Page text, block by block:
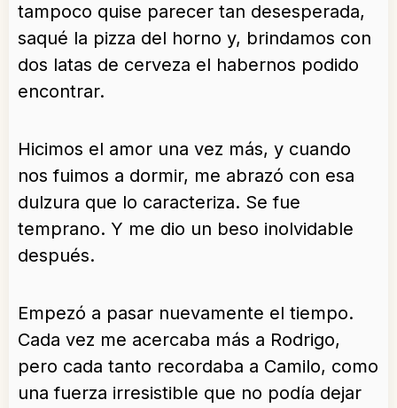
tampoco quise parecer tan desesperada,
saqué la pizza del horno y, brindamos con
dos latas de cerveza el habernos podido
encontrar.
Hicimos el amor una vez más, y cuando
nos fuimos a dormir, me abrazó con esa
dulzura que lo caracteriza. Se fue
temprano. Y me dio un beso inolvidable
después.
Empezó a pasar nuevamente el tiempo.
Cada vez me acercaba más a Rodrigo,
pero cada tanto recordaba a Camilo, como
una fuerza irresistible que no podía dejar